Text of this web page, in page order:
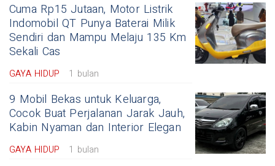
Cuma Rp15 Jutaan, Motor Listrik
Indomobil QT Punya Baterai Milik
Sendiri dan Mampu Melaju 135 Km
Sekali Cas
GAYA HIDUP 1 bulan
9 Mobil Bekas untuk Keluarga,
Cocok Buat Perjalanan Jarak Jauh,
Kabin Nyaman dan Interior Elegan
GAYA HIDUP 1 bulan